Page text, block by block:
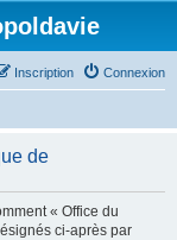
Connexion
Inscription
de
« Office du
ci-après par